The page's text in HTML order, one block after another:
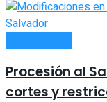
Procesión al
cortes y